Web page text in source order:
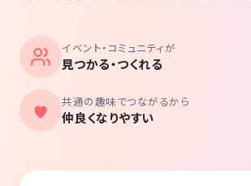
イベント・コミュニティが
見つかる・つくれる
共通の趣味でつながるから
仲良くなりやすい